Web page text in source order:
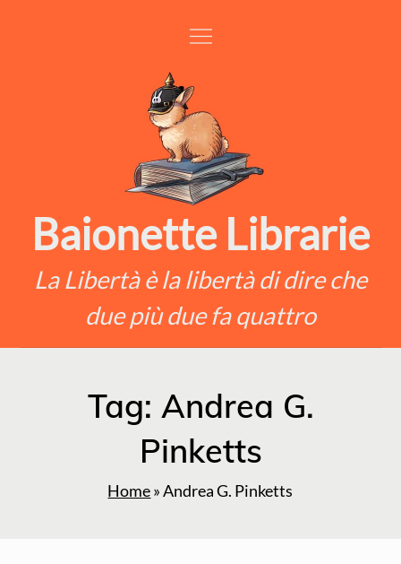
Baionette Librarie
La Libertà è la libertà di dire che
due più due fa quattro
Tag: Andrea G.
Pinketts
Home»Andrea G. Pinketts